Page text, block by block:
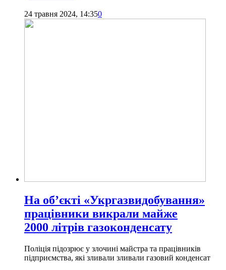
24 травня 2024, 14:350
На об’єкті «Укргазвидобування»
працівники викрали майже
2000 літрів газоконденсату
Поліція підозрює у злочині майстра та працівників
підприємства, які зливали зливали газовий конденсат